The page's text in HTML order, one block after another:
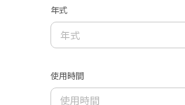
年式
使用時間